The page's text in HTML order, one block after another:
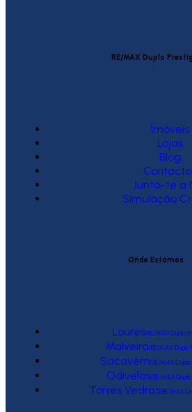
RE/MAX Duplo
Imóveis
Lojas
Blog
Junta-te a
Simulação
Onde Estamos
Loures(RE/MAX Duplo
Malveira(RE/MAX
Sacavém(RE/MAX
Odivelas(RE/MAX
Torres Vedras(RE/MAX